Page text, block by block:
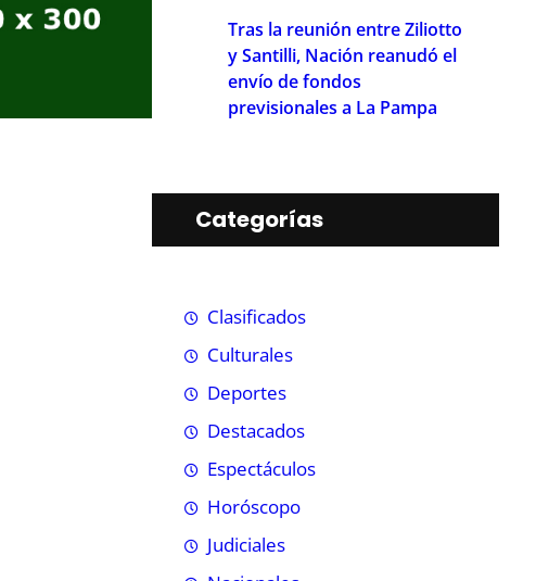
Tras la reunión entre Ziliotto
y Santilli, Nación reanudó el
envío de fondos
previsionales a La Pampa
Categorías
Clasificados
Culturales
Deportes
Destacados
Espectáculos
Horóscopo
Judiciales